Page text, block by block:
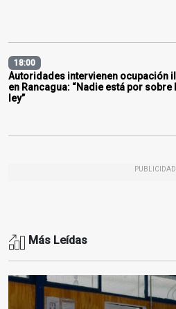
18:00
Autoridades intervienen ocupación
en Rancagua: “Nadie está por sobre
ley”
PUBLICIDAD
Más Leídas